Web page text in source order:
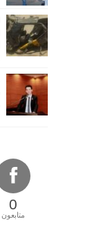
0
متابعون